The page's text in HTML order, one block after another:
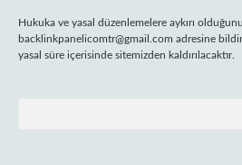
Hukuka ve yasal düzenlemelere aykırı
backlinkpanelicomtr@gmail.com adresine
yasal süre içerisinde sitemizden kaldırılacaktır.